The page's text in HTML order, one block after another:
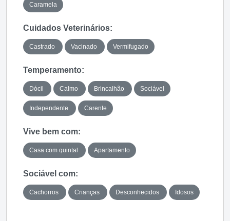
Caramela
Cuidados Veterinários:
Castrado Vacinado Vermifugado
Temperamento:
Dócil Calmo Brincalhão Sociável
Independente Carente
Vive bem com:
Casa com quintal Apartamento
Sociável com:
Cachorros Crianças Desconhecidos Idosos